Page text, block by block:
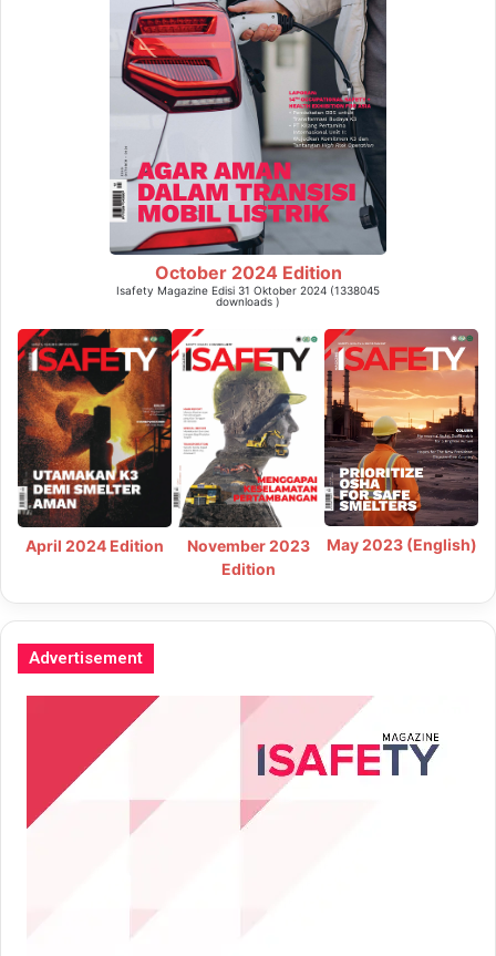
October 2024 Edition
Isafety Magazine Edisi 31 Oktober 2024 (1338045
downloads )
April 2024 Edition
November 2023
Edition
May 2023 (English)
Advertisement